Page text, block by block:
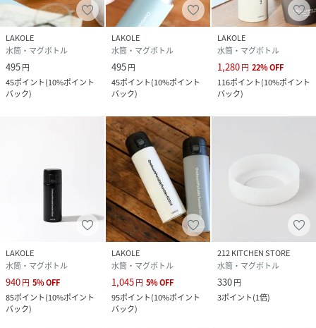
LAKOLE
水筒・マグボトル
495円
45ポイント(10%ポイント
バック)
LAKOLE
水筒・マグボトル
495円
45ポイント(10%ポイント
バック)
LAKOLE
水筒・マグボトル
1,280円 22%OFF
116ポイント(10%ポイント
バック)
LAKOLE
水筒・マグボトル
940円 5%OFF
85ポイント(10%ポイント
バック)
LAKOLE
水筒・マグボトル
1,045円 5%OFF
95ポイント(10%ポイント
バック)
212 KITCHEN STORE
水筒・マグボトル
330円
3ポイント(1倍)